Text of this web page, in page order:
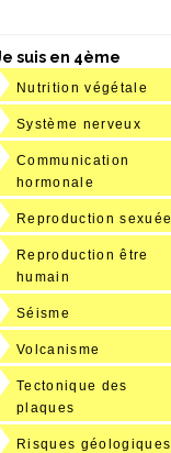
suis en 4ème
Nutrition végétale
Système nerveux
Communication
hormonale
Reproduction sexuée
Reproduction être
humain
Séisme
Volcanisme
Tectonique des
plaques
Risques géologiques